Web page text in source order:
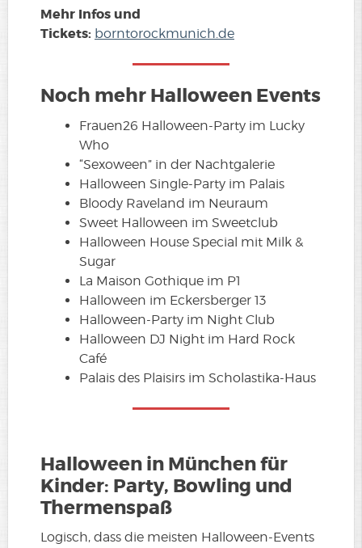
Mehr Infos und
Tickets: borntorockmunich.de
Noch mehr Halloween Events
Frauen26 Halloween-Party im Lucky
Who
“Sexoween” in der Nachtgalerie
Halloween Single-Party im Palais
Bloody Raveland im Neuraum
Sweet Halloween im Sweetclub
Halloween House Special mit Milk &
Sugar
La Maison Gothique im P1
Halloween im Eckersberger 13
Halloween-Party im Night Club
Halloween DJ Night im Hard Rock
Café
Palais des Plaisirs im Scholastika-Haus
Halloween in München für
Kinder: Party, Bowling und
Thermenspaß
Logisch, dass die meisten Halloween-Events